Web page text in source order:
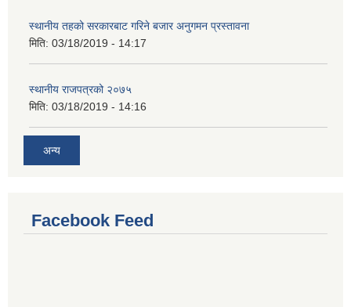
स्थानीय तहको सरकारबाट गरिने बजार अनुगमन प्रस्तावना
मिति: 03/18/2019 - 14:17
स्थानीय राजपत्रको २०७५
मिति: 03/18/2019 - 14:16
अन्य
Facebook Feed